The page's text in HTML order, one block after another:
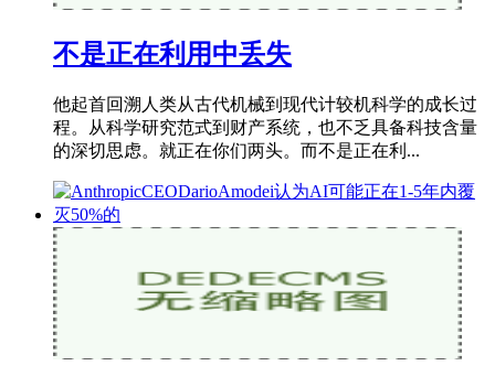
不是正在利用中丢失
他起首回溯人类从古代机械到现代计较机科学的成长过
程。从科学研究范式到财产系统，也不乏具备科技含量
的深切思虑。就正在你们两头。而不是正在利...